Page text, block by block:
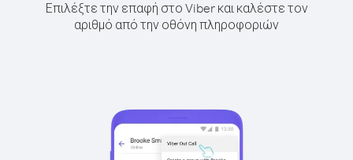
Επιλέξτε την επαφή στο Viber και καλέστε τον
αριθμό από την οθόνη πληροφοριών